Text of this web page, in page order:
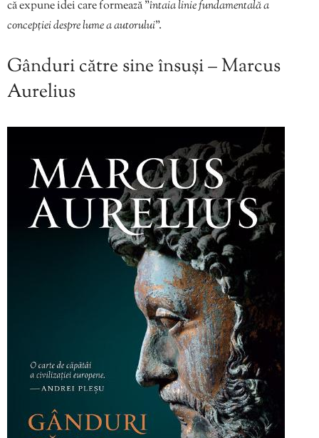
că expune idei care formează ”întaia linie fundamentală a
concepției despre lume a autorului”.
Gânduri către sine însuși – Marcus
Aurelius